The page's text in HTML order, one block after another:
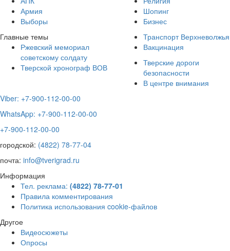
Армия
Выборы
Шопинг
Бизнес
Главные темы
Ржевский мемориал
советскому солдату
Тверской хронограф ВОВ
Транспорт Верхневолжья
Вакцинация
Тверские дороги
безопасности
В центре внимания
Viber: +7-900-112-00-00
WhatsApp: +7-900-112-00-00
+7-900-112-00-00
городской: (4822) 78-77-04
почта: info@tverigrad.ru
Информация
Тел. реклама: (4822) 78-77-01
Правила комментирования
Политика использования cookie-файлов
Другое
Видеосюжеты
Опросы